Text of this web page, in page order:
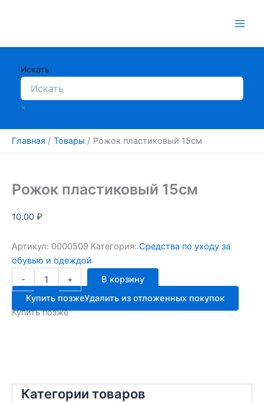
Искать
×
Главная Товары Рожок пластиковый 15см
Категории товаров
Рожок пластиковый 15см
10.00 ₽
Артикул: 0000509 Категория: Средства по уходу за
обувью и одеждой
-
Количество
товара
Рожок
пластиковый
15см
+
В корзину
Купить позжеУдалить из отложенных покупок
Купить позже